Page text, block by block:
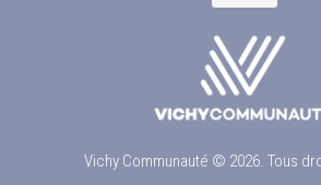
Vichy Communauté © 2026. Tous